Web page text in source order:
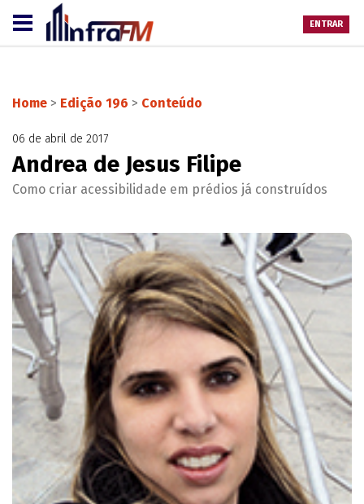
ENTRAR
Home > Edição 196 > Conteúdo
06 de abril de 2017
Andrea de Jesus Filipe
Como criar acessibilidade em prédios já construídos